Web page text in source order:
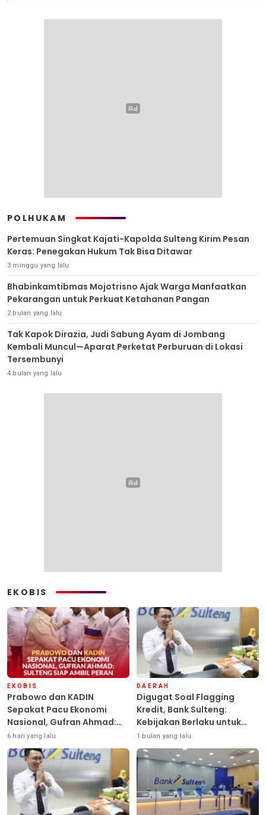
POLHUKAM
Pertemuan Singkat Kajati-Kapolda Sulteng Kirim Pesan
Keras: Penegakan Hukum Tak Bisa Ditawar
3 minggu yang lalu
Bhabinkamtibmas Mojotrisno Ajak Warga Manfaatkan
Pekarangan untuk Perkuat Ketahanan Pangan
2 bulan yang lalu
Tak Kapok Dirazia, Judi Sabung Ayam di Jombang
Kembali Muncul—Aparat Perketat Perburuan di Lokasi
Tersembunyi
4 bulan yang lalu
EKOBIS
EKOBIS
Prabowo dan KADIN
Sepakat Pacu Ekonomi
Nasional, Gufran Ahmad:
Sulteng Siap Ambil Peran
6 hari yang lalu
DAERAH
Digugat Soal Flagging
Kredit, Bank Sulteng:
Kebijakan Berlaku untuk
Seluruh Debitur ASN
1 bulan yang lalu